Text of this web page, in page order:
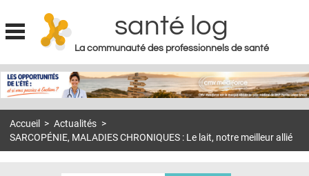
Jump to navigation
santé log
La communauté des professionnels de santé
MON COMPTE
S'ABONNER À LA REVUE SOIN À DOMICILE
Accueil > Actualités >
SARCOPÉNIE, MALADIES CHRONIQUES : Le lait, notre meilleur allié